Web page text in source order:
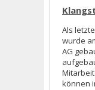
Als
wurde
AG
können